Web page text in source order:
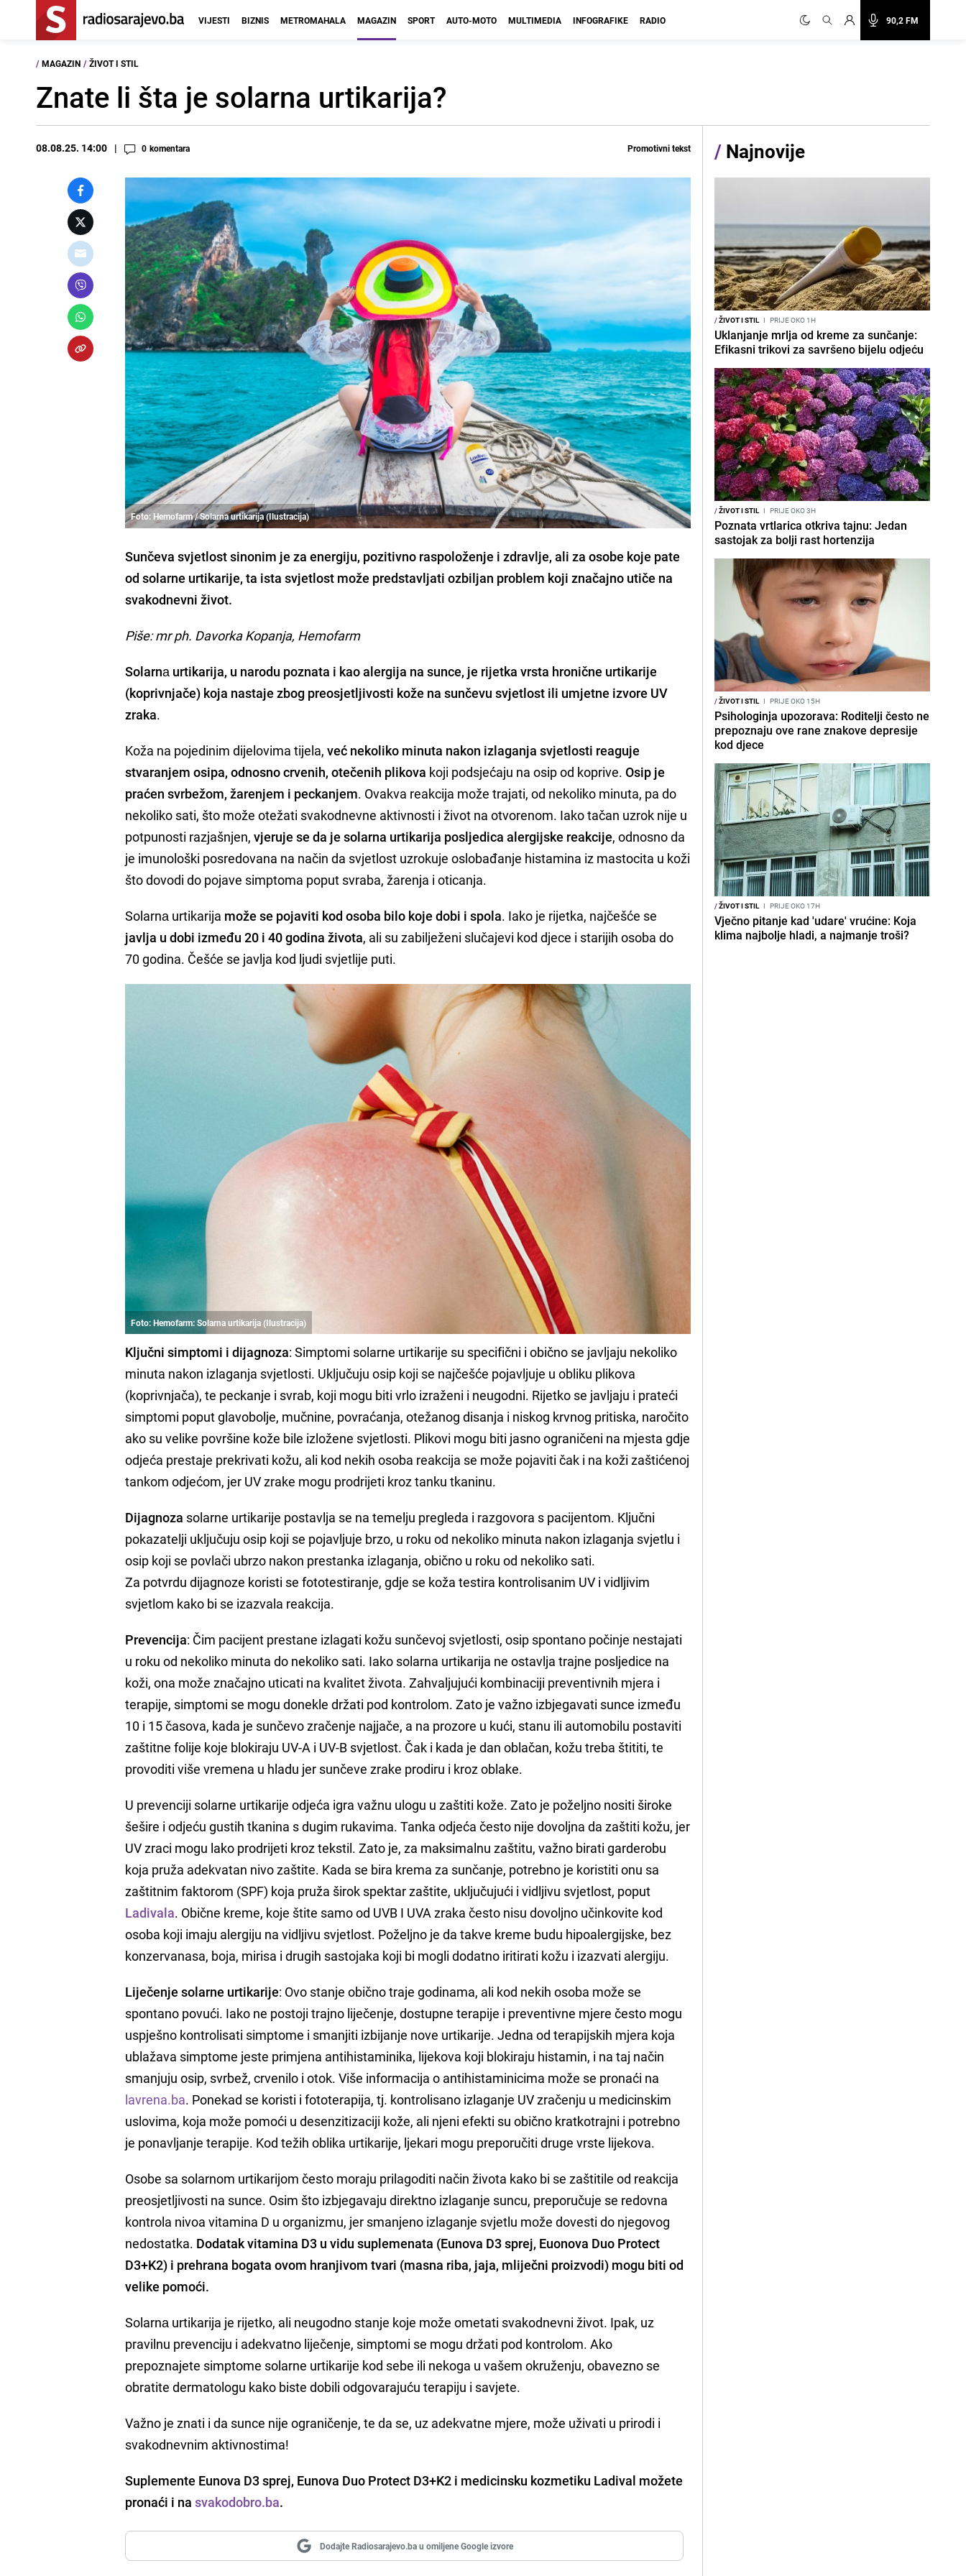
90,2 FM
VIJESTI BIZNIS METROMAHALA MAGAZIN SPORT AUTO-MOTO MULTIMEDIA INFOGRAFIKE RADIO
/ MAGAZIN / ŽIVOT I STIL
Znate li šta je solarna urtikarija?
08.08.25. 14:00 0 komentara Promotivni tekst
Foto: Hemofarm / Solarna urtikarija (Ilustracija)
Sunčeva svjetlost sinonim je za energiju, pozitivno raspoloženje i zdravlje, ali za osobe koje pate
od solarne urtikarije, ta ista svjetlost može predstavljati ozbiljan problem koji značajno utiče na
svakodnevni život.
Piše: mr ph. Davorka Kopanja, Hemofarm
Solarnа urtikarija, u narodu poznata i kao alergija na sunce, je rijetka vrsta hronične urtikarije
(koprivnjače) koja nastaje zbog preosjetljivosti kože na sunčevu svjetlost ili umjetne izvore UV
zraka.
Koža na pojedinim dijelovima tijela,već nekoliko minuta nakon izlaganja svjetlosti reaguje
stvaranjem osipa, odnosno crvenih, otečenih plikova koji podsjećaju na osip od koprive.Osip je
praćen svrbežom, žarenjem i peckanjem. Ovakva reakcija može trajati, od nekoliko minuta, pa do
nekoliko sati, što može otežati svakodnevne aktivnosti i život na otvorenom. Iako tačan uzrok nije u
potpunosti razjašnjen,vjeruje se da je solarna urtikarija posljedica alergijske reakcije, odnosno da
je imunološki posredovana na način da svjetlost uzrokuje oslobađanje histamina iz mastocita u koži
što dovodi do pojave simptoma poput svraba, žarenja i oticanja.
Solarnа urtikarija može se pojaviti kod osoba bilo koje dobi i spola. Iako je rijetka, najčešće se
javlja u dobi između 20 i 40 godina života, ali su zabilježeni slučajevi kod djece i starijih osoba do
70 godina. Češće se javlja kod ljudi svjetlije puti.
Foto: Hemofarm: Solarna urtikarija (Ilustracija)
Ključni simptomi i dijagnoza: Simptomi solarne urtikarije su specifični i obično se javljaju nekoliko
minuta nakon izlaganja svjetlosti. Uključuju osip koji se najčešće pojavljuje u obliku plikova
(koprivnjača), te peckanje i svrab, koji mogu biti vrlo izraženi i neugodni. Rijetko se javljaju i prateći
simptomi poput glavobolje, mučnine, povraćanja, otežanog disanja i niskog krvnog pritiska, naročito
ako su velike površine kože bile izložene svjetlosti. Plikovi mogu biti jasno ograničeni na mjesta gdje
odjeća prestaje prekrivati kožu, ali kod nekih osoba reakcija se može pojaviti čak i na koži zaštićenoj
tankom odjećom, jer UV zrake mogu prodrijeti kroz tanku tkaninu.
Dijagnoza solarne urtikarije postavlja se na temelju pregleda i razgovora s pacijentom. Ključni
pokazatelji uključuju osip koji se pojavljuje brzo, u roku od nekoliko minuta nakon izlaganja svjetlu i
osip koji se povlači ubrzo nakon prestanka izlaganja, obično u roku od nekoliko sati.
Za potvrdu dijagnoze koristi se fototestiranje, gdje se koža testira kontrolisanim UV i vidljivim
svjetlom kako bi se izazvala reakcija.
Prevencija: Čim pacijent prestane izlagati kožu sunčevoj svjetlosti, osip spontano počinje nestajati
u roku od nekoliko minuta do nekoliko sati. Iako solarna urtikarija ne ostavlja trajne posljedice na
koži, ona može značajno uticati na kvalitet života. Zahvaljujući kombinaciji preventivnih mjera i
terapije, simptomi se mogu donekle držati pod kontrolom. Zato je važno izbjegavati sunce između
10 i 15 časova, kada je sunčevo zračenje najjače, a na prozore u kući, stanu ili automobilu postaviti
zaštitne folije koje blokiraju UV-A i UV-B svjetlost. Čak i kada je dan oblačan, kožu treba štititi, te
provoditi više vremena u hladu jer sunčeve zrake prodiru i kroz oblake.
U prevenciji solarne urtikarije odjeća igra važnu ulogu u zaštiti kože. Zato je poželjno nositi široke
šešire i odjeću gustih tkanina s dugim rukavima. Tanka odjeća često nije dovoljna da zaštiti kožu, jer
UV zraci mogu lako prodrijeti kroz tekstil. Zato je, za maksimalnu zaštitu, važno birati garderobu
koja pruža adekvatan nivo zaštite. Kada se bira krema za sunčanje, potrebno je koristiti onu sa
zaštitnim faktorom (SPF) koja pruža širok spektar zaštite, uključujući i vidljivu svjetlost, poput
Ladivala. Obične kreme, koje štite samo od UVB I UVA zraka često nisu dovoljno učinkovite kod
osoba koji imaju alergiju na vidljivu svjetlost. Poželjno je da takve kreme budu hipoalergijske, bez
konzervanasa, boja, mirisa i drugih sastojaka koji bi mogli dodatno iritirati kožu i izazvati alergiju.
Liječenje solarne urtikarije: Ovo stanje obično traje godinama, ali kod nekih osoba može se
spontano povući. Iako ne postoji trajno liječenje, dostupne terapije i preventivne mjere često mogu
uspješno kontrolisati simptome i smanjiti izbijanje nove urtikarije. Jedna od terapijskih mjera koja
ublažava simptome jeste primjena antihistaminika, lijekova koji blokiraju histamin, i na taj način
smanjuju osip, svrbež, crvenilo i otok. Više informacija o antihistaminicima može se pronaći na
lavrena.ba. Ponekad se koristi i fototerapija, tj. kontrolisano izlaganje UV zračenju u medicinskim
uslovima, koja može pomoći u desenzitizaciji kože, ali njeni efekti su obično kratkotrajni i potrebno
je ponavljanje terapije. Kod težih oblika urtikarije, ljekari mogu preporučiti druge vrste lijekova.
Osobe sa solarnom urtikarijom često moraju prilagoditi način života kako bi se zaštitile od reakcija
preosjetljivosti na sunce. Osim što izbjegavaju direktno izlaganje suncu, preporučuje se redovna
kontrola nivoa vitamina D u organizmu, jer smanjeno izlaganje svjetlu može dovesti do njegovog
nedostatka. Dodatak vitamina D3 u vidu suplemenata (Eunova D3 sprej, Euonova Duo Protect
D3+K2) i prehrana bogata ovom hranjivom tvari (masna riba, jaja, mliječni proizvodi) mogu biti od
velike pomoći.
Solarnа urtikarija je rijetko, ali neugodno stanje koje može ometati svakodnevni život. Ipak, uz
pravilnu prevenciju i adekvatno liječenje, simptomi se mogu držati pod kontrolom. Ako
prepoznajete simptome solarne urtikarije kod sebe ili nekoga u vašem okruženju, obavezno se
obratite dermatologu kako biste dobili odgovarajuću terapiju i savjete.
Važno je znati i da sunce nije ograničenje, te da se, uz adekvatne mjere, može uživati u prirodi i
svakodnevnim aktivnostima!
Suplemente Eunova D3 sprej, Eunova Duo Protect D3+K2 i medicinsku kozmetiku Ladival možete
pronaći i nasvakodobro.ba.
Dodajte Radiosarajevo.ba u omiljene Google izvore
/ Najnovije
/ŽIVOT I STIL I PRIJE OKO 1H
Uklanjanje mrlja od kreme za sunčanje:
Efikasni trikovi za savršeno bijelu odjeću
/ŽIVOT I STIL I PRIJE OKO 3H
Poznata vrtlarica otkriva tajnu: Jedan
sastojak za bolji rast hortenzija
/ŽIVOT I STIL I PRIJE OKO 15H
Psihologinja upozorava: Roditelji često ne
prepoznaju ove rane znakove depresije
kod djece
/ŽIVOT I STIL I PRIJE OKO 17H
Vječno pitanje kad 'udare' vrućine: Koja
klima najbolje hladi, a najmanje troši?